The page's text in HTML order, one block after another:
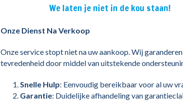
We laten je niet in de kou staan!
Onze Dienst Na Verkoop
Onze service stopt niet na uw aankoop. Wij
tevredenheid door middel van uitstekende
Snelle Hulp: Eenvoudig bereikbaar voor al uw
Garantie: Duidelijke afhandeling van